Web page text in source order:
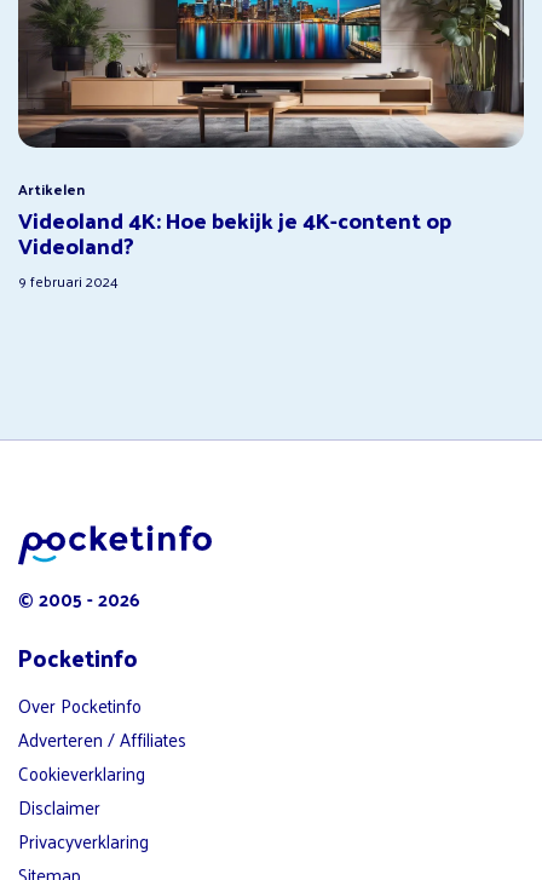
Artikelen
Videoland 4K: Hoe bekijk je 4K-content op
Videoland?
9 februari 2024
© 2005 - 2026
Pocketinfo
Over Pocketinfo
Adverteren / Affiliates
Cookieverklaring
Disclaimer
Privacyverklaring